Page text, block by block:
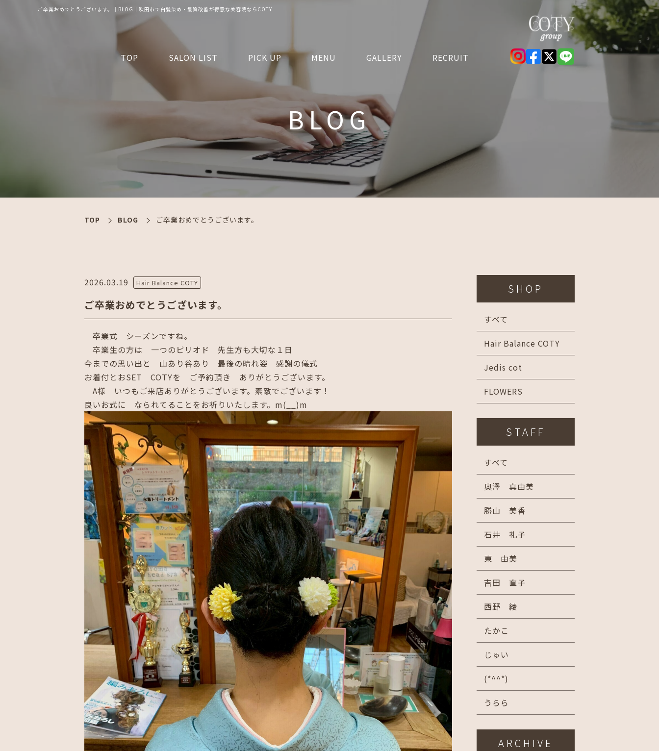
ご卒業おめでとうございます。｜BLOG｜吹田市で白髪染め・髪質改善が得意な美容院ならCOTY
TOP SALON LIST PICK UP MENU GALLERY RECRUIT
BLOG
TOP BLOG ご卒業おめでとうございます。
2026.03.19 Hair Balance COTY
ご卒業おめでとうございます。
卒業式 シーズンですね。
卒業生の方は 一つのピリオド 先生方も大切な１日
今までの思い出と 山あり谷あり 最後の晴れ姿 感謝の儀式
お着付とおSET COTYを ご予約頂き ありがとうございます。
A様 いつもご来店ありがとうございます。素敵でございます！
良いお式に なられてることをお祈りいたします。m(__)m
SHOP
すべて
Hair Balance COTY
Jedis cot
FLOWERS
STAFF
すべて
奥澤 真由美
勝山 美香
石井 礼子
東 由美
吉田 直子
西野 綾
たかこ
じゅい
(*^^*)
うらら
ARCHIVE